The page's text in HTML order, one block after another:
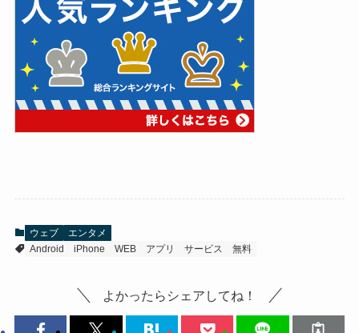
ウェブ
エンタメ
Android
iPhone WEB アプリ サービス 無料
よかったらシェアしてね！